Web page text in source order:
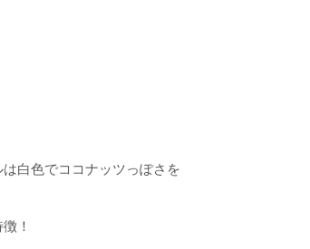
白色でココナッツっぽさを
！